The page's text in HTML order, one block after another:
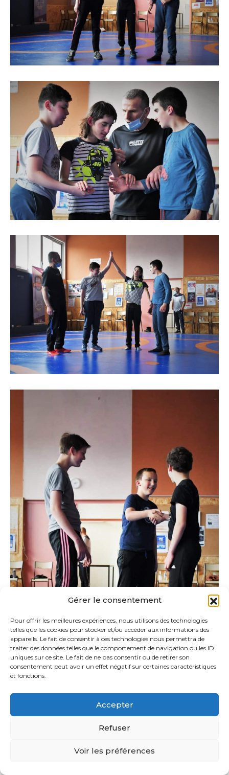
Gérer le consentement
Pour offrir les meilleures expériences, nous utilisons des technologies
telles que les cookies pour stocker et/ou accéder aux informations des
appareils. Le fait de consentir à ces technologies nous permettra de
traiter des données telles que le comportement de navigation ou les ID
uniques sur ce site. Le fait de ne pas consentir ou de retirer son
consentement peut avoir un effet négatif sur certaines caractéristiques
et fonctions.
Accepter
Refuser
Voir les préférences